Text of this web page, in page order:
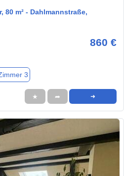
80 m² - Dahlmannstraße,
860 €
3
★ ➦ ➜